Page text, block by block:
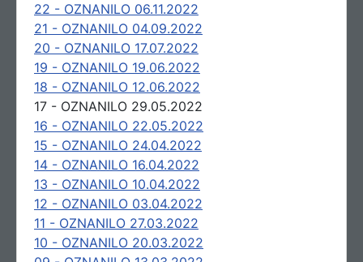
22 - OZNANILO 06.11.2022
21 - OZNANILO 04.09.2022
20 - OZNANILO 17.07.2022
19 - OZNANILO 19.06.2022
18 - OZNANILO 12.06.2022
17 - OZNANILO 29.05.2022
16 - OZNANILO 22.05.2022
15 - OZNANILO 24.04.2022
14 - OZNANILO 16.04.2022
13 - OZNANILO 10.04.2022
12 - OZNANILO 03.04.2022
11 - OZNANILO 27.03.2022
10 - OZNANILO 20.03.2022